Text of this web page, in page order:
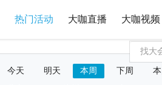
热门活动 大咖直播 大咖视频
今天 明天 本周 下周